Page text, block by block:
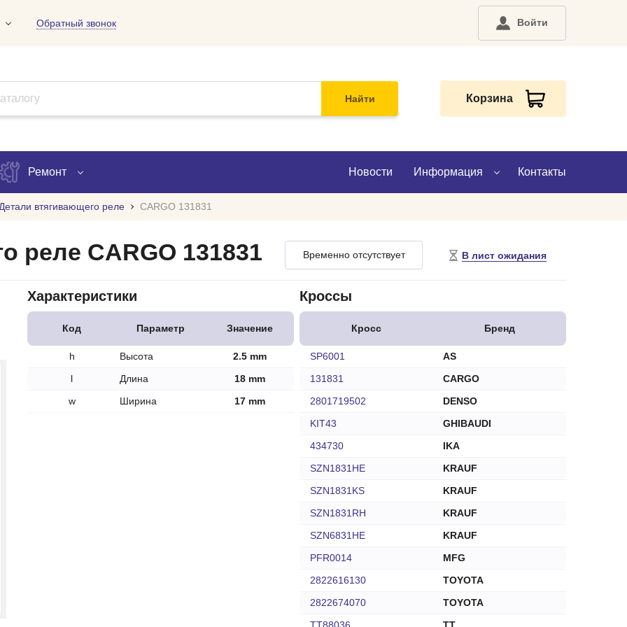
Обратный звонок Войти
Найти Корзина
Ремонт
Проверка ремонта
Новости Информация
Доставка
Контакты
Детали втягивающего реле CARGO 131831
Временно отсутствует В лист ожидания
реле CARGO 131831
Характеристики
Код Параметр Значение
h Высота
2.5 mm
l
Длина
18 mm
w
Ширина 17 mm
Кроссы
Кросс Бренд
SP6001
AS
131831
CARGO
2801719502
DENSO
KIT43
GHIBAUDI
434730
IKA
SZN1831HE
KRAUF
SZN1831KS
KRAUF
SZN1831RH
KRAUF
SZN6831HE
KRAUF
PFR0014
MFG
2822616130
TOYOTA
2822674070
TOYOTA